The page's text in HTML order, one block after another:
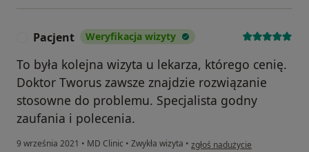
Pacjent Weryfikacja wizyty
To była kolejna wizyta u lekarza, którego cenię.
Doktor Tworus zawsze znajdzie rozwiązanie
stosowne do problemu. Specjalista godny
zaufania i polecenia.
9 września 2021 • MD Clinic • Zwykła wizyta • w opinii użytkownika Pacjent
zgłoś nadużycie